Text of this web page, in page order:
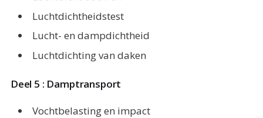
Luchtdichtheidstest
Lucht- en dampdichtheid
Luchtdichting van daken
Deel 5 : Damptransport
Vochtbelasting en impact